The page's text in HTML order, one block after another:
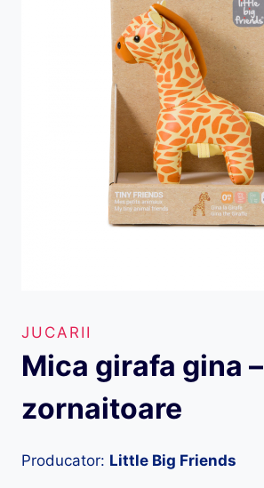
JUCARII
Mica girafa gina –
zornaitoare
Producator: Little Big Friends